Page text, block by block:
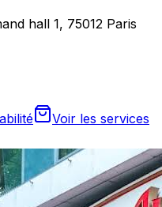
hall 1, 75012 Paris
Voir les services